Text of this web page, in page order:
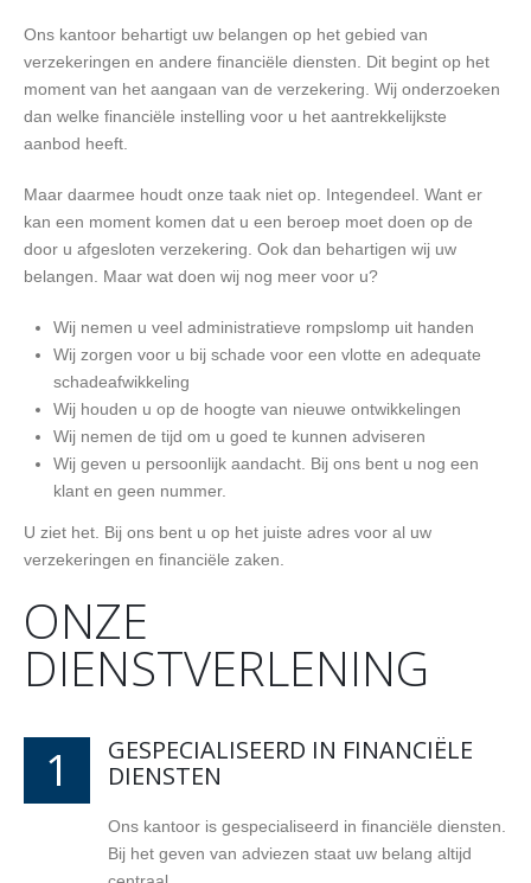
Ons kantoor behartigt uw belangen op het gebied van
verzekeringen en andere financiële diensten. Dit begint op het
moment van het aangaan van de verzekering. Wij onderzoeken
dan welke financiële instelling voor u het aantrekkelijkste
aanbod heeft.
Maar daarmee houdt onze taak niet op. Integendeel. Want er
kan een moment komen dat u een beroep moet doen op de
door u afgesloten verzekering. Ook dan behartigen wij uw
belangen. Maar wat doen wij nog meer voor u?
Wij nemen u veel administratieve rompslomp uit handen
Wij zorgen voor u bij schade voor een vlotte en adequate
schadeafwikkeling
Wij houden u op de hoogte van nieuwe ontwikkelingen
Wij nemen de tijd om u goed te kunnen adviseren
Wij geven u persoonlijk aandacht. Bij ons bent u nog een
klant en geen nummer.
U ziet het. Bij ons bent u op het juiste adres voor al uw
verzekeringen en financiële zaken.
ONZE
DIENSTVERLENING
1
GESPECIALISEERD IN FINANCIËLE
DIENSTEN
Ons kantoor is gespecialiseerd in financiële diensten.
Bij het geven van adviezen staat uw belang altijd